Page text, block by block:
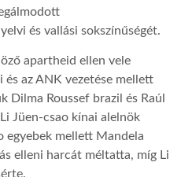
és vallási sokszínűségét.
apartheid ellen vele
az ANK vezetése mellett
Dilma Roussef brazil és Raúl
Jüen-csao kínai alelnök
egyebek mellett Mandela
elleni harcát méltatta, míg Li